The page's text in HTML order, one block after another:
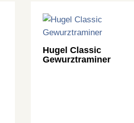
Hugel Classic
Gewurztraminer